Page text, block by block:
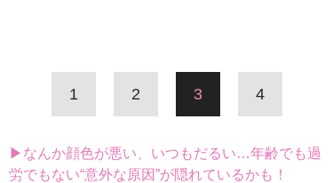
1 2 3 4
▶なんか顔色が悪い、いつもだるい…年齢でも過
労でもない“意外な原因”が隠れているかも！